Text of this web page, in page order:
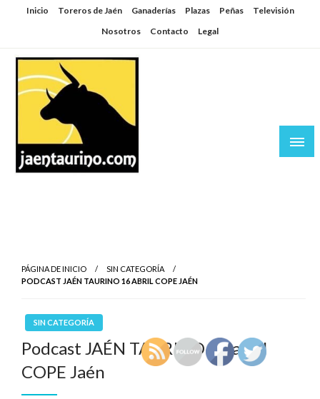
SaltarInicio Toreros de Jaén Ganaderías Plazas Peñas
Televisión
Nosotros
Contacto Legal
PÁGINA DE INICIO
SIN CATEGORÍA
PODCAST JAÉN TAURINO 16 ABRIL COPE JAÉN
SIN CATEGORÍA
Podcast JAÉN TAURINO 16 abril
COPE Jaén